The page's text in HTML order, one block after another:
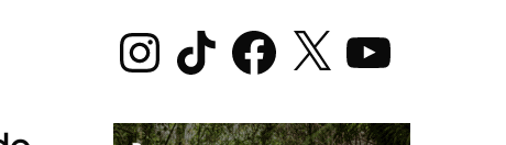
InstagramTikTok Facebook
X YouTube